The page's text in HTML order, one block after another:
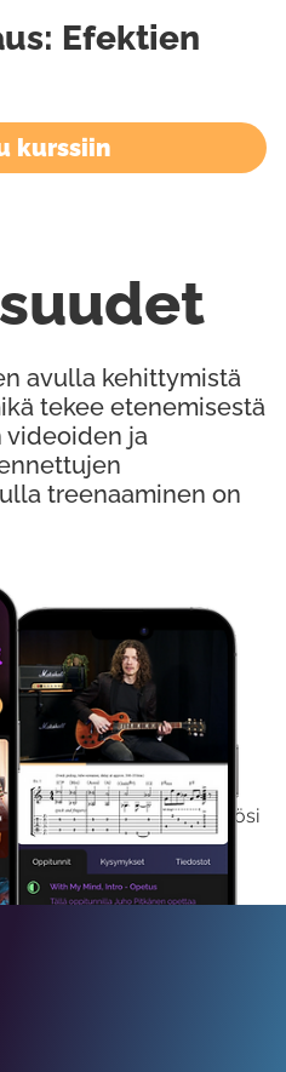
koko sisältömme käyttöösi
ajaksi.
Efektien
kurssiin
avulla kehittymistä
tekee etenemisestä
videoiden ja
treenaaminen on